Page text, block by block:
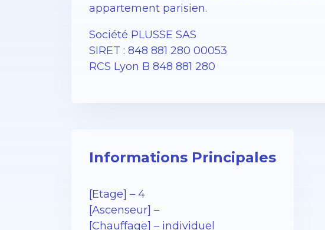
appartement parisien.
Société PLUSSE SAS
SIRET : 848 881 280 00053
RCS Lyon B 848 881 280
Informations Principales
[Etage] – 4
[Ascenseur] –
[Chauffage] – individuel